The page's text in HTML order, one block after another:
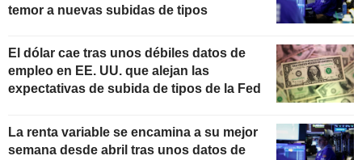
temor a nuevas subidas de tipos
El dólar cae tras unos débiles datos de
empleo en EE. UU. que alejan las
expectativas de subida de tipos de la Fed
La renta variable se encamina a su mejor
semana desde abril tras unos datos de